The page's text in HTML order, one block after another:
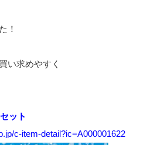
！
い求めやすく
ット
c-item-detail?ic=A000001622